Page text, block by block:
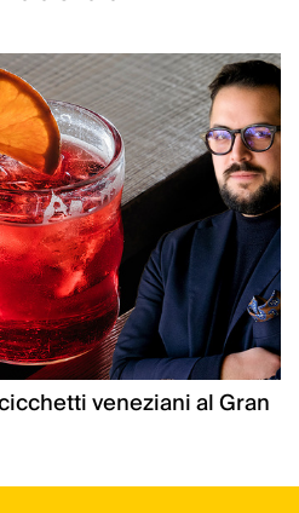
veneziani al Gran